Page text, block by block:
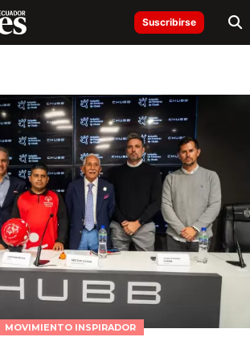
Suscribirse
MOVIMIENTO INSPIRADOR